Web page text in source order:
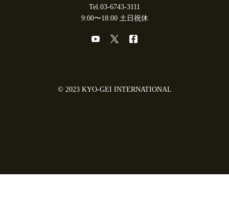
Tel.03-6743-3111
9:00〜18:00 土日祝休
© 2023 KYO-GEI INTERNATIONAL